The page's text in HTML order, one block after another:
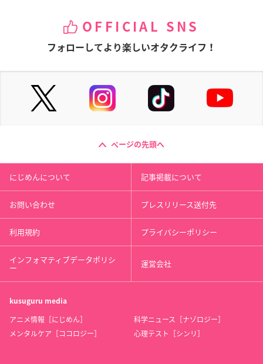
OFFICIAL SNS
フォローしてより楽しいオタクライフ！
ページの先頭へ
にじめんについて 記事掲載について
お問い合わせ プレスリリース送付先
利用規約 プライバシーポリシー
インフォマティブデータポリシ
ー 運営会社
kusuguru media
アニメ情報［にじめん］
科学ニュース［ナゾロジー］
メンタルケア［ココロジー］
心理テスト［シンリ］